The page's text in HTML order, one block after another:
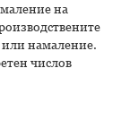
на
или намаление.
числов